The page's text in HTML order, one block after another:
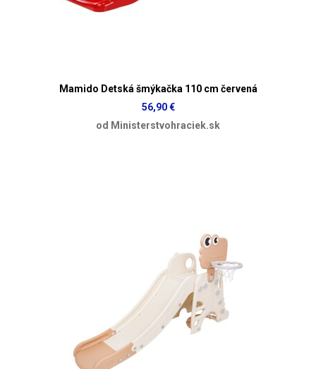
Mamido Detská šmýkačka 110 cm červená
56,90 €
od Ministerstvohraciek.sk